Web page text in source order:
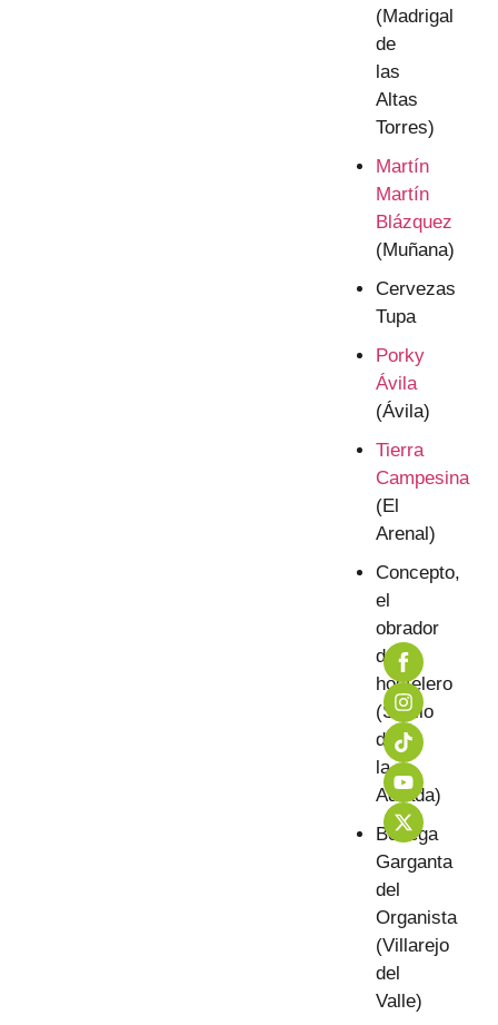
(Madrigal
de
las
Altas
Torres)
Martín
Martín
Blázquez
(Muñana)
Cervezas
Tupa
Porky
Ávila
(Ávila)
Tierra
Campesina
(El
Arenal)
Concepto,
el
obrador
del
hostelero
(Sotillo
de
la
Adrada)
Bodega
Garganta
del
Organista
(Villarejo
del
Valle)